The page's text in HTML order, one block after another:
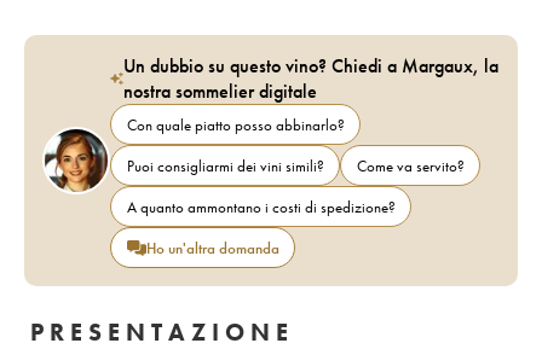
Un dubbio su questo vino? Chiedi a Margaux, la
nostra sommelier digitale
Con quale piatto posso abbinarlo?
Puoi consigliarmi dei vini simili?
Come va servito?
A quanto ammontano i costi di spedizione?
Ho un'altra domanda
PRESENTAZIONE